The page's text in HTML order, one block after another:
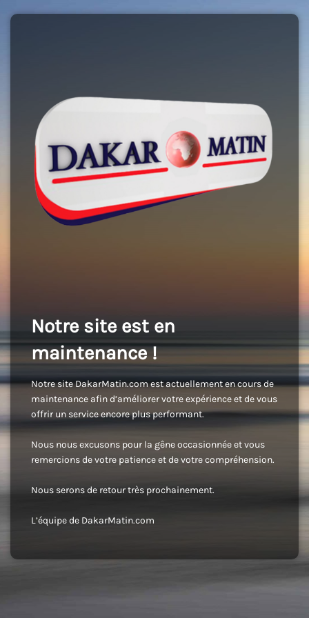
Notre site est en
maintenance !
Notre site DakarMatin.com est actuellement en cours de
maintenance afin d’améliorer votre expérience et de vous
offrir un service encore plus performant.
Nous nous excusons pour la gêne occasionnée et vous
remercions de votre patience et de votre compréhension.
Nous serons de retour très prochainement.
L’équipe de DakarMatin.com